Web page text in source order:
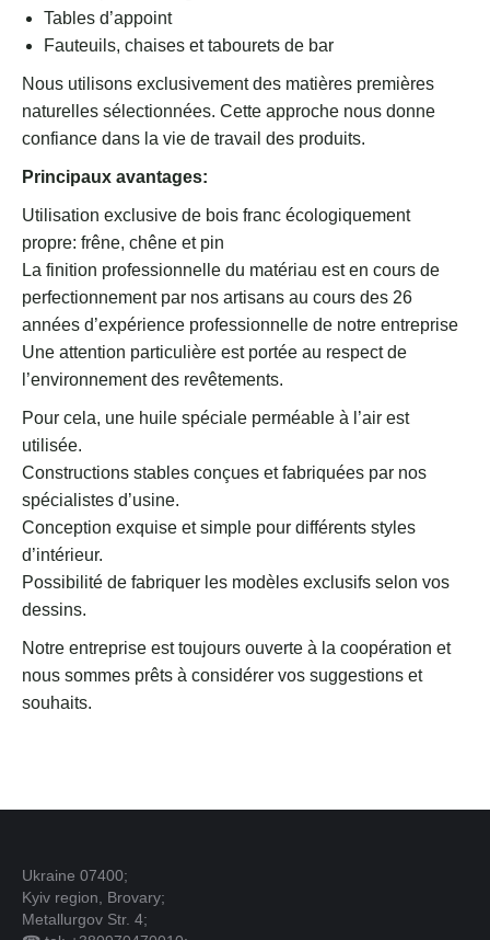
Tables d’appoint
Fauteuils, chaises et tabourets de bar
Nous utilisons exclusivement des matières premières
naturelles sélectionnées. Cette approche nous donne
confiance dans la vie de travail des produits.
Principaux avantages:
Utilisation exclusive de bois franc écologiquement
propre: frêne, chêne et pin
La finition professionnelle du matériau est en cours de
perfectionnement par nos artisans au cours des 26
années d’expérience professionnelle de notre entreprise
Une attention particulière est portée au respect de
l’environnement des revêtements.
Pour cela, une huile spéciale perméable à l’air est
utilisée.
Constructions stables conçues et fabriquées par nos
spécialistes d’usine.
Conception exquise et simple pour différents styles
d’intérieur.
Possibilité de fabriquer les modèles exclusifs selon vos
dessins.
Notre entreprise est toujours ouverte à la coopération et
nous sommes prêts à considérer vos suggestions et
souhaits.
Ukraine 07400;
Kyiv region, Brovary;
Metallurgov Str. 4;